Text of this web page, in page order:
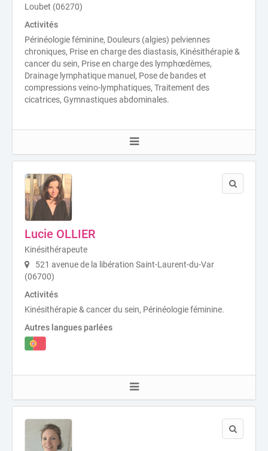
Loubet (06270)
Activités
Périnéologie féminine, Douleurs (algies) pelviennes
chroniques, Prise en charge des diastasis, Kinésithérapie &
cancer du sein, Prise en charge des lymphœdèmes,
Drainage lymphatique manuel, Pose de bandes et
compressions veino-lymphatiques, Traitement des
cicatrices, Gymnastiques abdominales.
Lucie OLLIER
Kinésithérapeute
521 avenue de la libération Saint-Laurent-du-Var
(06700)
Activités
Kinésithérapie & cancer du sein, Périnéologie féminine.
Autres langues parlées